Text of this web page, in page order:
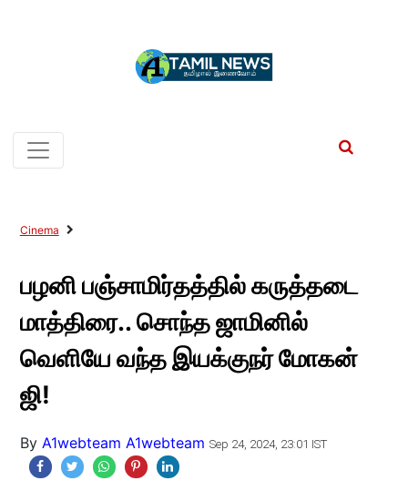
Cinema
பழனி பஞ்சாமிர்தத்தில் கருத்தடை
மாத்திரை.. சொந்த ஜாமினில்
வெளியே வந்த இயக்குநர் மோகன்
ஜி!
By A1webteam A1webteam Sep 24, 2024, 23:01 IST